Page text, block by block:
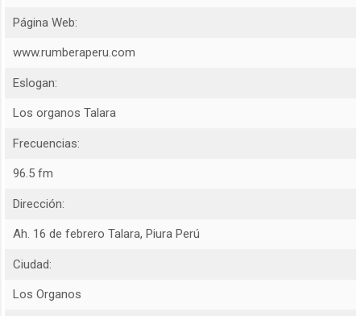
Página Web:
www.rumberaperu.com
Eslogan:
Los organos Talara
Frecuencias:
96.5 fm
Dirección:
Ah. 16 de febrero Talara, Piura Perú
Ciudad:
Los Organos